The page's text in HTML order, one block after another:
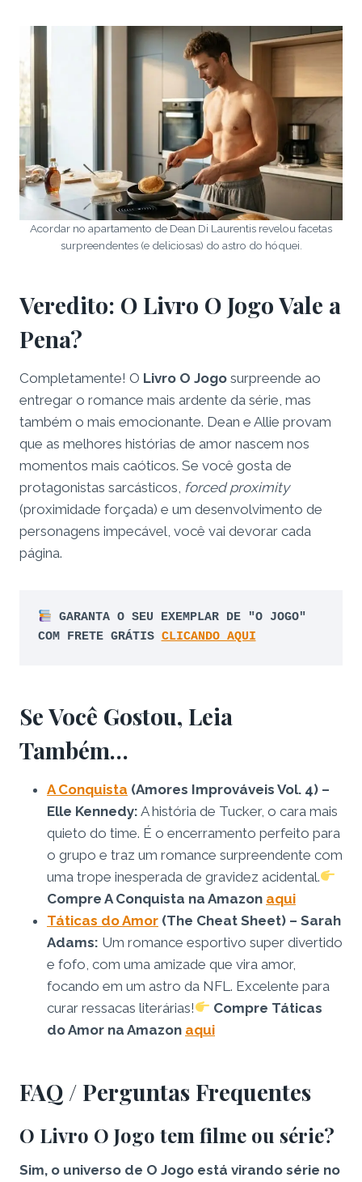
Acordar no apartamento de Dean Di Laurentis revelou facetas
surpreendentes (e deliciosas) do astro do hóquei.
Veredito: O Livro O Jogo Vale a
Pena?
Completamente! O Livro O Jogo surpreende ao
entregar o romance mais ardente da série, mas
também o mais emocionante. Dean e Allie provam
que as melhores histórias de amor nascem nos
momentos mais caóticos. Se você gosta de
protagonistas sarcásticos, forced proximity
(proximidade forçada) e um desenvolvimento de
personagens impecável, você vai devorar cada
página.
GARANTA O SEU EXEMPLAR DE "O JOGO"
COM FRETE GRÁTIS CLICANDO AQUI
Se Você Gostou, Leia
Também…
A Conquista (Amores Improváveis Vol. 4) –
Elle Kennedy: A história de Tucker, o cara mais
quieto do time. É o encerramento perfeito para
o grupo e traz um romance surpreendente com
uma trope inesperada de gravidez acidental.
Compre A Conquista na Amazon aqui
Táticas do Amor (The Cheat Sheet) – Sarah
Adams: Um romance esportivo super divertido
e fofo, com uma amizade que vira amor,
focando em um astro da NFL. Excelente para
curar ressacas literárias!
Compre Táticas
do Amor na Amazon aqui
FAQ / Perguntas Frequentes
O Livro O Jogo tem filme ou série?
Sim, o universo de O Jogo está virando série no